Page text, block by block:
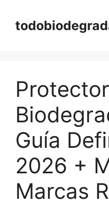
contenido
Guía
2026 +
Marcas